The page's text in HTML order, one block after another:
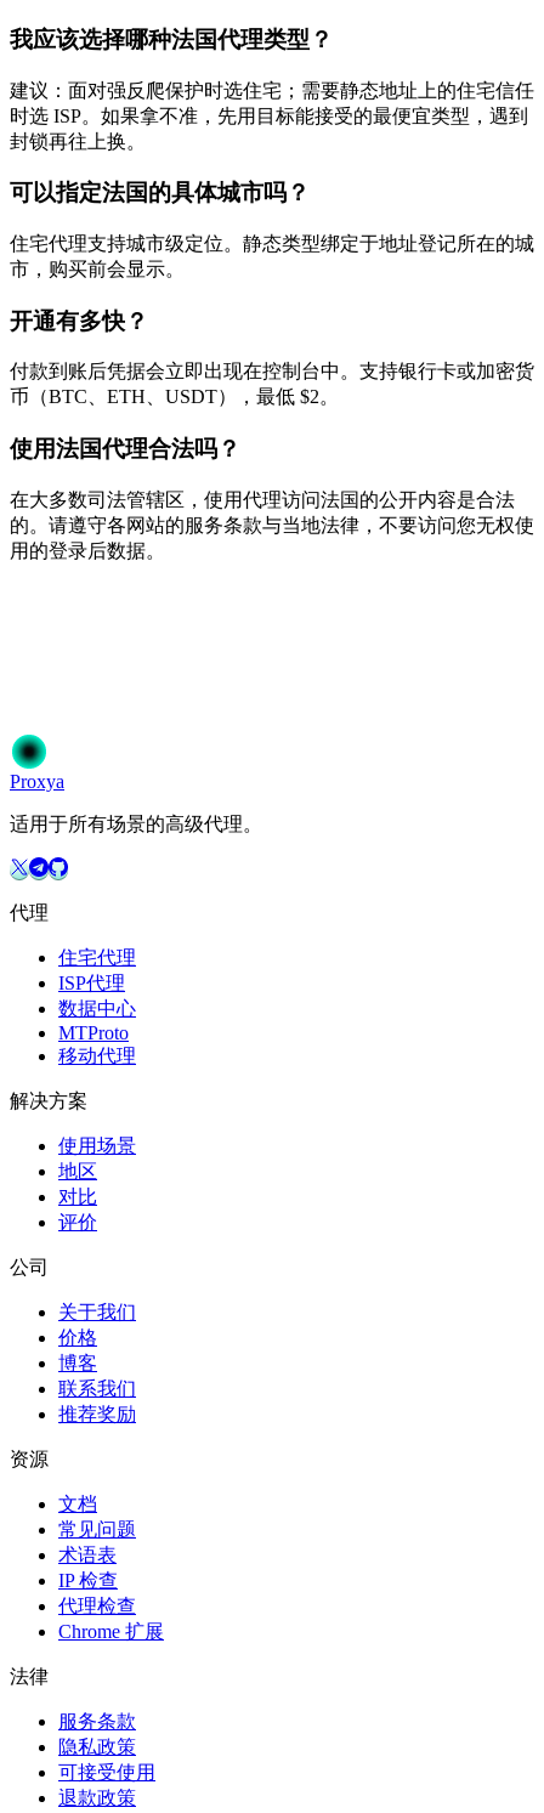
我应该选择哪种法国代理类型？
建议：面对强反爬保护时选住宅；需要静态地址上的住宅信任
时选 ISP。如果拿不准，先用目标能接受的最便宜类型，遇到
封锁再往上换。
可以指定法国的具体城市吗？
住宅代理支持城市级定位。静态类型绑定于地址登记所在的城
市，购买前会显示。
开通有多快？
付款到账后凭据会立即出现在控制台中。支持银行卡或加密货
币（BTC、ETH、USDT），最低 $2。
使用法国代理合法吗？
在大多数司法管辖区，使用代理访问法国的公开内容是合法
的。请遵守各网站的服务条款与当地法律，不要访问您无权使
用的登录后数据。
开始使用
Proxya
适用于所有场景的高级代理。
代理
住宅代理
ISP代理
数据中心
MTProto
移动代理
解决方案
使用场景
地区
对比
评价
公司
关于我们
价格
博客
联系我们
推荐奖励
资源
文档
常见问题
术语表
IP 检查
代理检查
Chrome 扩展
法律
服务条款
隐私政策
可接受使用
退款政策